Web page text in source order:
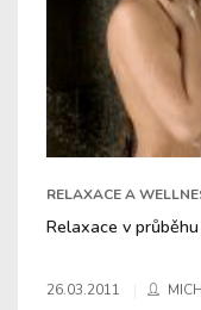
RELAXACE A
Relaxace v
26.03.2011